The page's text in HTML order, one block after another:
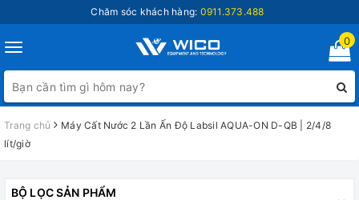
Chăm sóc khách hàng: 0911.373.488
Toggle
navigation
0
Trang chủ
Máy Cất Nước 2 Lần Ấn Độ Labsil AQUA-ON D-QB | 2/4/8
lít/giờ
BỘ LỌC SẢN PHẨM